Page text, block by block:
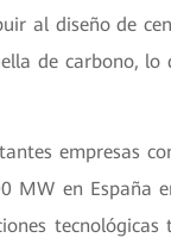
al diseño de
de carbono,
empresas
MW en España